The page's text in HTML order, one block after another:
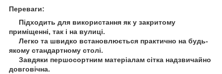
Переваги:
Підходить для використання як у закритому
приміщенні, так і на вулиці.
Легко та швидко встановлюється практично на будь-
якому стандартному столі.
Завдяки першосортним матеріалам сітка надзвичайно
довговічна.